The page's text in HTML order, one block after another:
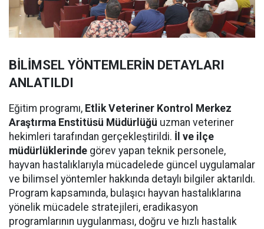
BİLİMSEL YÖNTEMLERİN DETAYLARI
ANLATILDI
Eğitim programı, Etlik Veteriner Kontrol Merkez
Araştırma Enstitüsü Müdürlüğü uzman veteriner
hekimleri tarafından gerçekleştirildi. İl ve ilçe
müdürlüklerinde görev yapan teknik personele,
hayvan hastalıklarıyla mücadelede güncel uygulamalar
ve bilimsel yöntemler hakkında detaylı bilgiler aktarıldı.
Program kapsamında, bulaşıcı hayvan hastalıklarına
yönelik mücadele stratejileri, eradikasyon
programlarının uygulanması, doğru ve hızlı hastalık